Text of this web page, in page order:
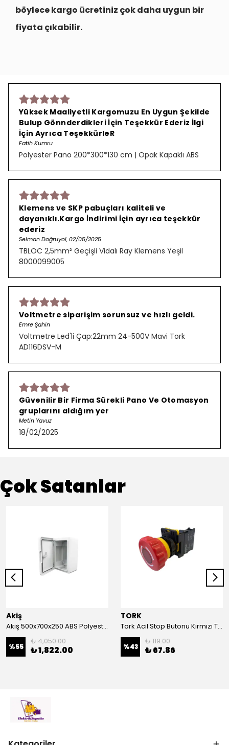
böylece kargo ücretiniz çok daha uygun bir
fiyata çıkabilir.
Yüksek Maaliyetli Kargomuzu En Uygun Şekilde
Bulup Gönnderdikleri İçin Teşekkür Ederiz İlgi
İçin Ayrıca TeşekkürleR
Fatih Kumru
Polyester Pano 200*300*130 cm | Opak Kapaklı ABS
Klemens ve SKP pabuçları kaliteli ve
dayanıklı.Kargo İndirimi İçin ayrıca teşekkür
ederiz
Selman Doğruyol, 02/05/2025
TBLOC 2,5mm² Geçişli Vidalı Ray Klemens Yeşil
8000099005
Voltmetre siparişim sorunsuz ve hızlı geldi.
Emre Şahin
Voltmetre Led'li Çap:22mm 24-500V Mavi Tork
AD116DSV-M
Güvenilir Bir Firma Sürekli Pano Ve Otomasyon
gruplarını aldığım yer
Metin Yavuz
18/02/2025
Çok Satanlar
Akiş
Akiş 500x700x250 ABS Polyester Pano | Duvar Pano | Plastik Elektrik Panosu
%55
₺ 4,050.00
₺ 1,822.00
TORK
Tork Acil Stop Butonu Kırmızı TRK-A3-01ZS Acil Durum Butonu | Kırmızı Mantar Tipi NC1
%43
₺ 119.00
₺ 67.86